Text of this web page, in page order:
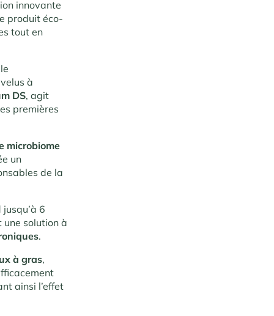
innovante
produit éco-
tout en
à
DS, agit
premières
microbiome
un
de la
6
solution à
.
à gras,
ainsi l’effet